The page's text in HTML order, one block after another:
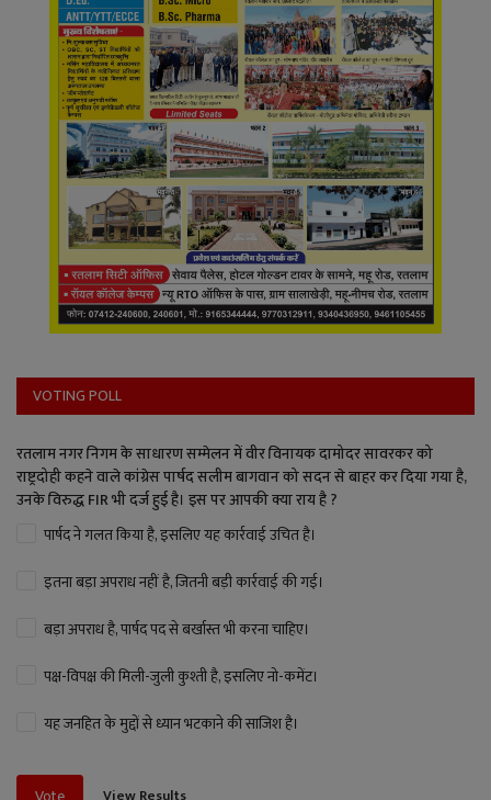
VOTING POLL
रतलाम नगर निगम के साधारण सम्मेलन में वीर विनायक दामोदर सावरकर को
राष्ट्रदोही कहने वाले कांग्रेस पार्षद सलीम बागवान को सदन से बाहर कर दिया गया है,
उनके विरुद्ध FIR भी दर्ज हुई है। इस पर आपकी क्या राय है ?
पार्षद ने गलत किया है, इसलिए यह कार्रवाई उचित है।
इतना बड़ा अपराध नहीं है, जितनी बड़ी कार्रवाई की गई।
बड़ा अपराध है, पार्षद पद से बर्खास्त भी करना चाहिए।
पक्ष-विपक्ष की मिली-जुली कुश्ती है, इसलिए नो-कमेंट।
यह जनहित के मुद्दों से ध्यान भटकाने की साजिश है।